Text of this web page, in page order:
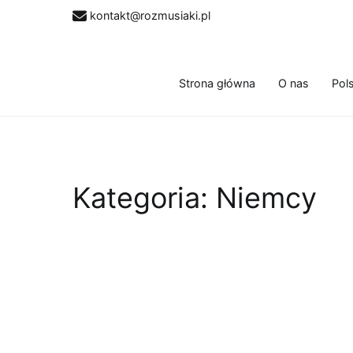
kontakt@rozmusiaki.pl
Strona główna
O nas
Kategoria: Niemcy